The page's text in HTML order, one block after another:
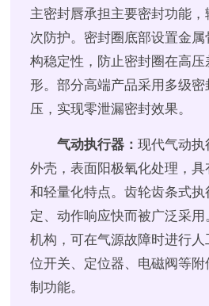
主密封唇承担主要密封功能
次防护。密封圈底部设置金
构稳定性，防止密封圈在高
形。部分高端产品采用多级
压，实现零泄漏密封效果。
气动执行器：现代气动执
外壳，表面阳极氧化处理，
和轻量化特点。齿轮齿条式
定、动作响应快而被广泛采
机构，可在气源故障时进行
位开关、定位器、电磁阀等
制功能。